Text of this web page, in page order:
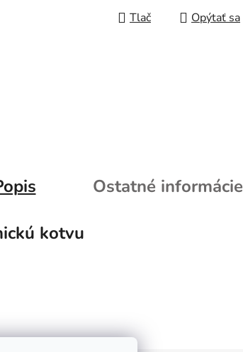
Tlač Opýtať sa
Ostatné informácie
kotvu